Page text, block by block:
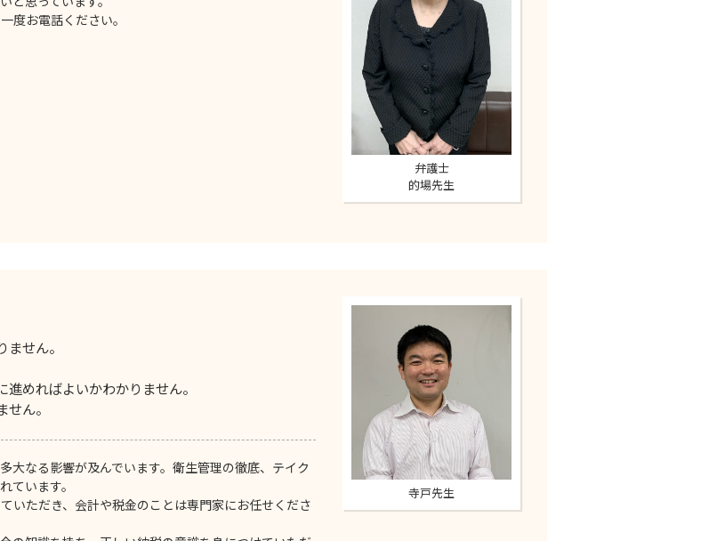
度お電話ください。
弁護士
的場先生
せん。
めればよいかわかりません。
ん。
大なる影響が及んでいます。衛生管理の徹底、テイク
ています。
いただき、会計や税金のことは専門家にお任せくださ
寺戸先生